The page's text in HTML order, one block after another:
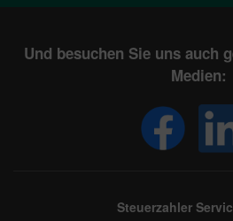
Und besuchen Sie uns auch
Medien:
Steuerzahler